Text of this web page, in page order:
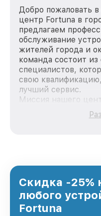
Добро пожаловать
центр Fortuna в
предлагаем
обслуживание
жителей города и
команда состоит
специалистов,
свою
лучший сервис.
Миссия нашего
качественный и
каждого
Ростове-на-Дону,
доверия и
Скидка -25%
любого
Fortuna